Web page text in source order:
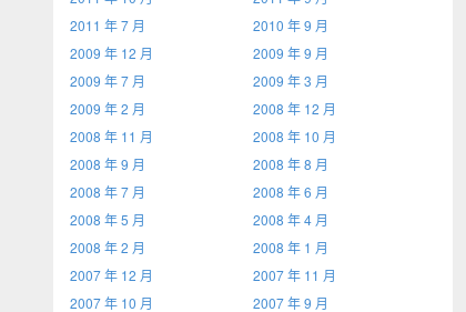
2011 年 7 月
2010 年 9 月
2009 年 12 月
2009 年 9 月
2009 年 7 月
2009 年 3 月
2009 年 2 月
2008 年 12 月
2008 年 11 月
2008 年 10 月
2008 年 9 月
2008 年 8 月
2008 年 7 月
2008 年 6 月
2008 年 5 月
2008 年 4 月
2008 年 2 月
2008 年 1 月
2007 年 12 月
2007 年 11 月
2007 年 10 月
2007 年 9 月